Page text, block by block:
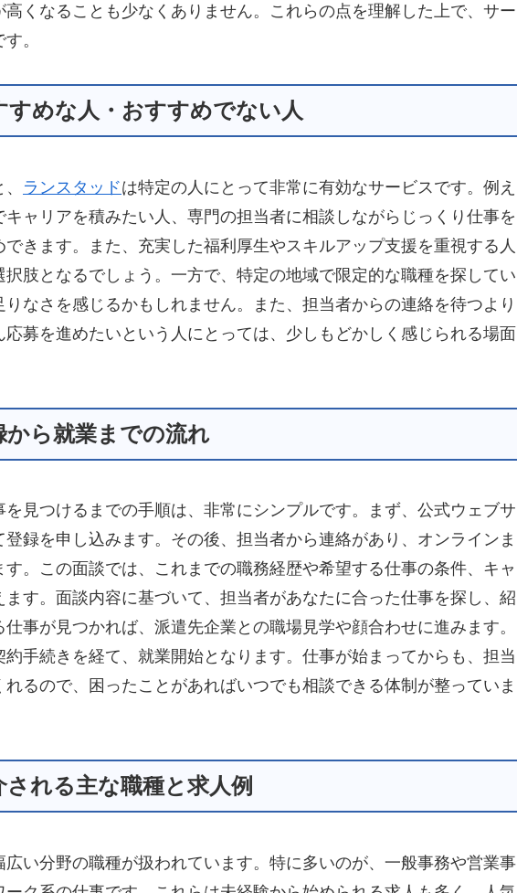
高くなることも少なくありません。これらの点を理解した上で、サー
。
めな人・おすすめでない人
ランスタッドは特定の人にとって非常に有効なサービスです。例え
ャリアを積みたい人、専門の担当者に相談しながらじっくり仕事を
きます。また、充実した福利厚生やスキルアップ支援を重視する人
肢となるでしょう。一方で、特定の地域で限定的な職種を探してい
なさを感じるかもしれません。また、担当者からの連絡を待つより
募を進めたいという人にとっては、少しもどかしく感じられる場面
ら就業までの流れ
を見つけるまでの手順は、非常にシンプルです。まず、公式ウェブサ
録を申し込みます。その後、担当者から連絡があり、オンラインま
。この面談では、これまでの職務経歴や希望する仕事の条件、キャ
ます。面談内容に基づいて、担当者があなたに合った仕事を探し、紹
事が見つかれば、派遣先企業との職場見学や顔合わせに進みます。
手続きを経て、就業開始となります。仕事が始まってからも、担当
るので、困ったことがあればいつでも相談できる体制が整っていま
れる主な職種と求人例
広い分野の職種が扱われています。特に多いのが、一般事務や営業事